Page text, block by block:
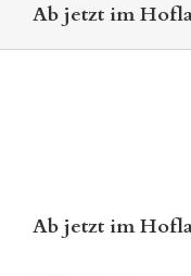
Ab jetzt im
Ab jetzt im